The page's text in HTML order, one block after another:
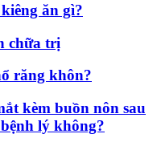
ăn gì?
chữa trị
răng khôn?
kèm buồn nôn sau
lý không?